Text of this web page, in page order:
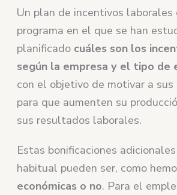
Un plan de incentivos laborales
programa en el que se han
planificado cuáles son los
según la empresa y el tipo de
con el objetivo de motivar a
para que aumenten su
sus resultados laborales.
Estas bonificaciones
habitual pueden ser, como
económicas o no. Para el